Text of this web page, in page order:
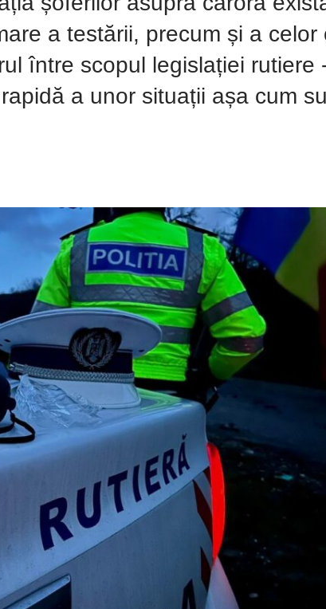
a testării, precum și a
între scopul legislației
a unor situații așa cum